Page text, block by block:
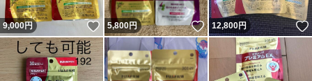
9,000円 いいね！
5,800円 いいね！
12,800円